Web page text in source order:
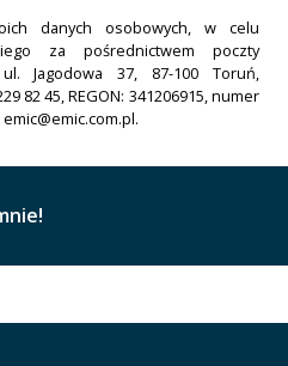
danych osobowych, w celu
za pośrednictwem poczty
Jagodowa 37, 87-100 Toruń,
82 45, REGON: 341206915, numer